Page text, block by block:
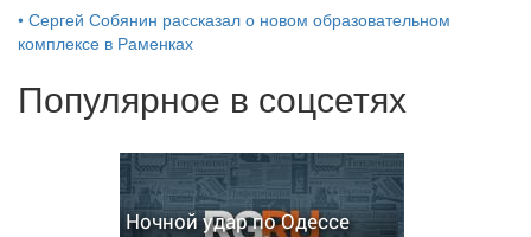
• Сергей Собянин рассказал о новом образовательном
комплексе в Раменках
Популярное в соцсетях
Ночной удар по Одессе